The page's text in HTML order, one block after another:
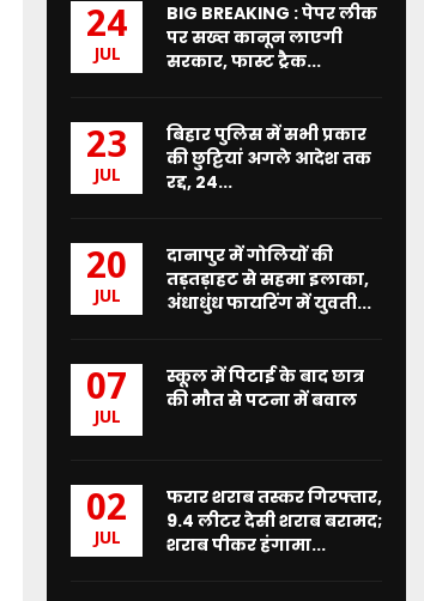
24
JUL
BIG BREAKING : पेपर लीक
पर सख्त कानून लाएगी
सरकार, फास्ट ट्रैक...
23
JUL
बिहार पुलिस में सभी प्रकार
की छुट्टियां अगले आदेश तक
रद्द, 24...
20
JUL
दानापुर में गोलियों की
तड़तड़ाहट से सहमा इलाका,
अंधाधुंध फायरिंग में युवती...
07
JUL
स्कूल में पिटाई के बाद छात्र
की मौत से पटना में बवाल
02
JUL
फरार शराब तस्कर गिरफ्तार,
9.4 लीटर देसी शराब बरामद;
शराब पीकर हंगामा...